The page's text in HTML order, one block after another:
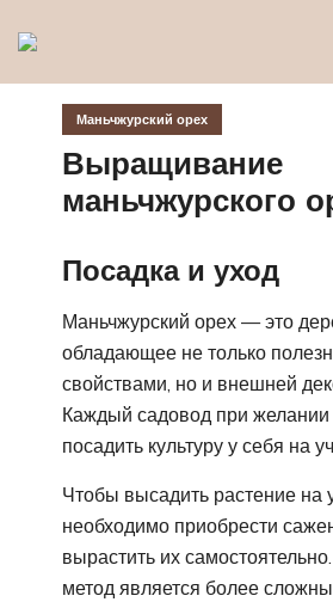
Маньчжурский орех
Выращивание
маньчжурского
Посадка и уход
Маньчжурский орех — это
обладающее не только
свойствами, но и внешней
Каждый садовод при
посадить культуру у себя на
Чтобы высадить растение на
необходимо приобрести
вырастить их
метод является более